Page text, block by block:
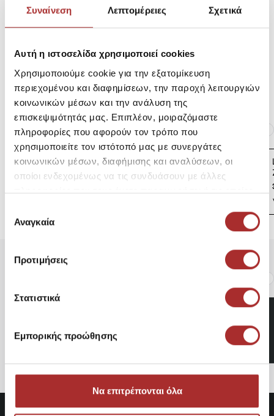
Συναίνεση Λεπτομέρειες Σχετικά
Αυτή η ιστοσελίδα χρησιμοποιεί cookies
Χρησιμοποιούμε cookie για την εξατομίκευση
περιεχομένου και διαφημίσεων, την παροχή λειτουργιών
κοινωνικών μέσων και την ανάλυση της
επισκεψιμότητάς μας. Επιπλέον, μοιραζόμαστε
πληροφορίες που αφορούν τον τρόπο που
χρησιμοποιείτε τον ιστότοπό μας με συνεργάτες
κοινωνικών μέσων, διαφήμισης και αναλύσεων, οι
οποίοι ενδεχομένως να τις συνδυάσουν με άλλες
πληροφορίες που τους έχετε παραχωρήσει ή τις οποίες
των υπηρεσιών τους.
συγκατάθεσης
Αναγκαία
Προτιμήσεις
Στατιστικά
Εμπορικής προώθησης
Να επιτρέπονται όλα
Επιστροφές Προϊόντων
Ίδια κατηγορία Ίδιο Brand
LAPIN HOUSE Βρεφική
Ζακέτα Πλεκτή
44,95€